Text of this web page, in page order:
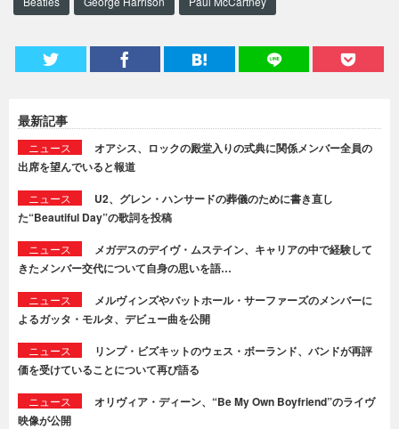
最新記事
ニュース
オアシス、ロックの殿堂入りの式典に関係メンバー全員の
出席を望んでいると報道
ニュース
U2、グレン・ハンサードの葬儀のために書き直し
た“Beautiful Day”の歌詞を投稿
ニュース
メガデスのデイヴ・ムステイン、キャリアの中で経験して
きたメンバー交代について自身の思いを語…
ニュース
メルヴィンズやバットホール・サーファーズのメンバーに
よるガッタ・モルタ、デビュー曲を公開
ニュース
リンプ・ビズキットのウェス・ボーランド、バンドが再評
価を受けていることについて再び語る
ニュース
オリヴィア・ディーン、“Be My Own Boyfriend”のライヴ
映像が公開